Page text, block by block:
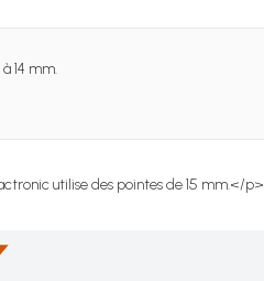
14 mm.
utilise des pointes de 15 mm.</p>